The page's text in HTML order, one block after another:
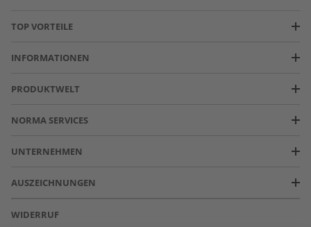
TOP VORTEILE
INFORMATIONEN
PRODUKTWELT
NORMA SERVICES
UNTERNEHMEN
AUSZEICHNUNGEN
WIDERRUF